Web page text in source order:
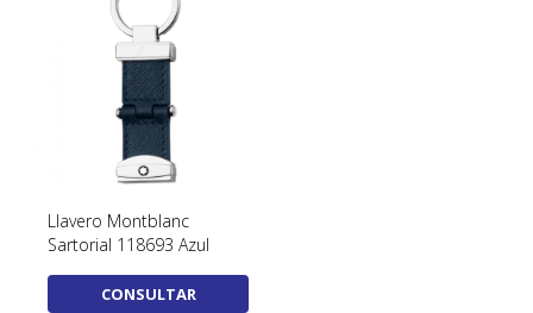
Llavero Montblanc
Sartorial 118693 Azul
CONSULTAR